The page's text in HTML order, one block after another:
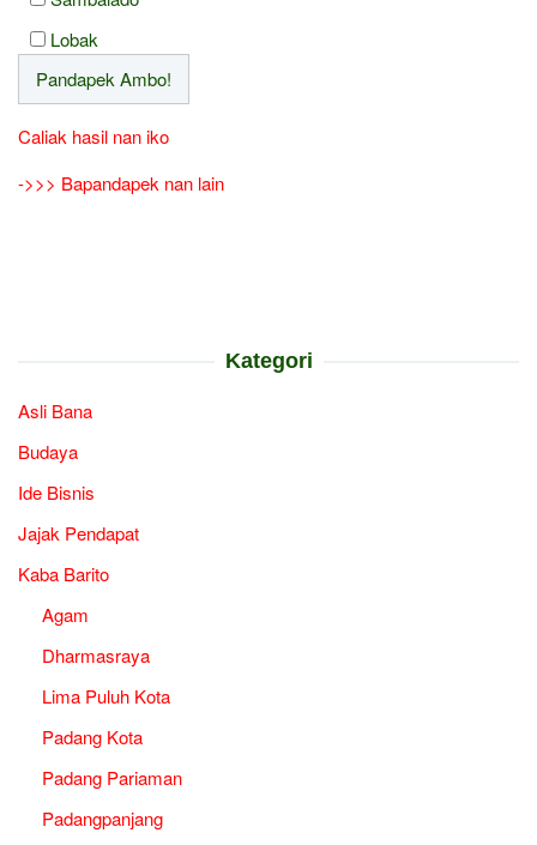
Lobak
Caliak hasil nan iko
->>> Bapandapek nan lain
Kategori
Asli Bana
Budaya
Ide Bisnis
Jajak Pendapat
Kaba Barito
Agam
Dharmasraya
Lima Puluh Kota
Padang Kota
Padang Pariaman
Padangpanjang